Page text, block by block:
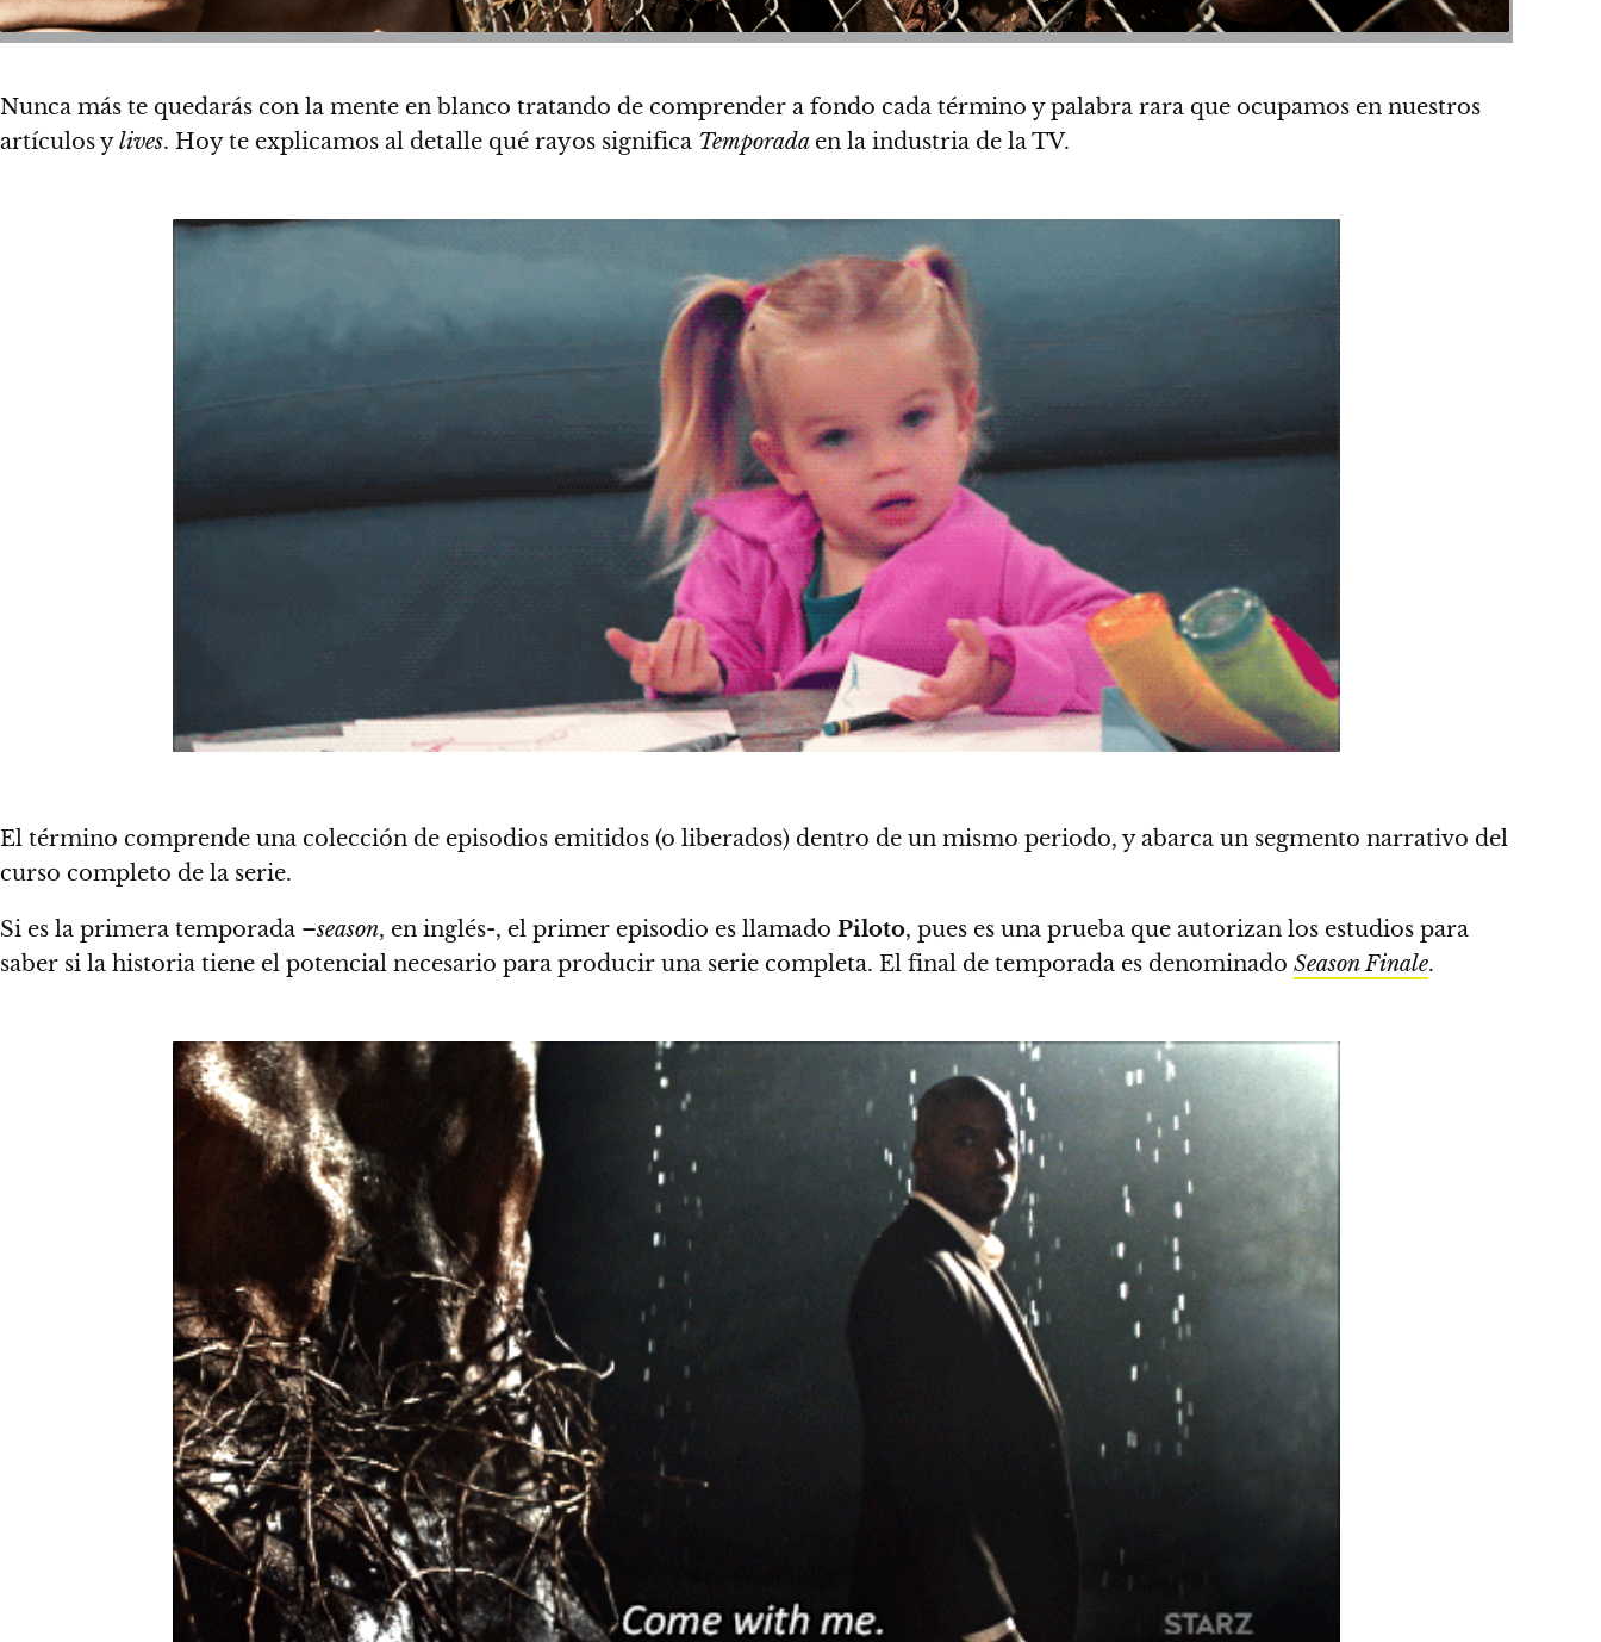
Nunca más te quedarás con la mente en blanco tratando de comprender a fondo cada término y palabra rara que ocupamos en nuestros
artículos ylives. Hoy te explicamos al detalle qué rayos significa Temporada en la industria de la TV.
El término comprende una colección de episodios emitidos (o liberados) dentro de un mismo periodo, y abarca un segmento narrativo del
curso completo de la serie.
Si es la primera temporada –season, en inglés-, el primer episodio es llamado Piloto, pues es una prueba que autorizan los estudios para
saber si la historia tiene el potencial necesario para producir una serie completa. El final de temporada es denominado Season Finale.